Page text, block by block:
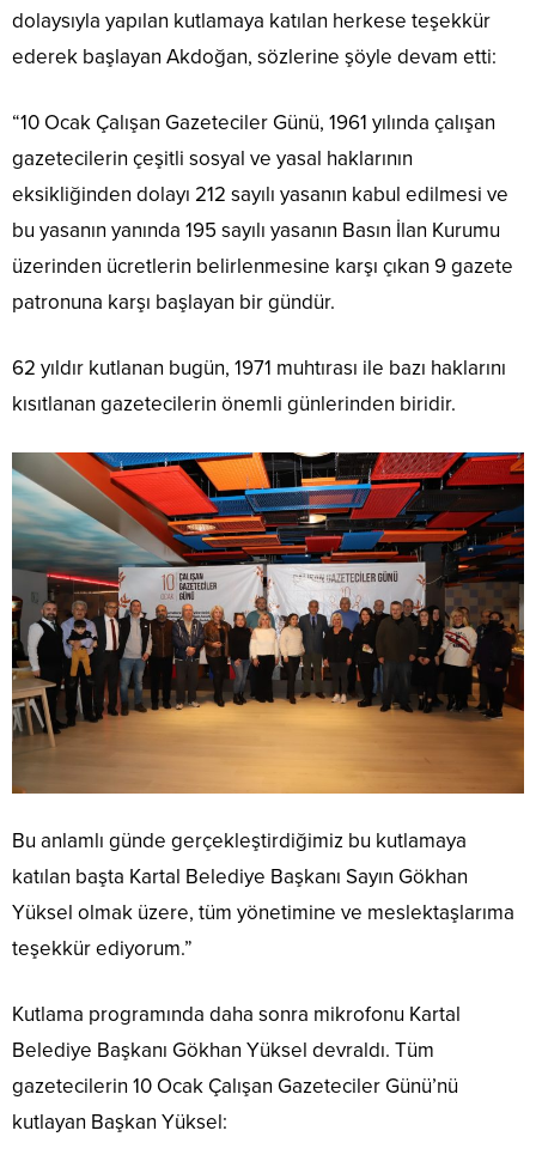
dolaysıyla yapılan kutlamaya katılan herkese teşekkür
ederek başlayan Akdoğan, sözlerine şöyle devam etti:
“10 Ocak Çalışan Gazeteciler Günü, 1961 yılında çalışan
gazetecilerin çeşitli sosyal ve yasal haklarının
eksikliğinden dolayı 212 sayılı yasanın kabul edilmesi ve
bu yasanın yanında 195 sayılı yasanın Basın İlan Kurumu
üzerinden ücretlerin belirlenmesine karşı çıkan 9 gazete
patronuna karşı başlayan bir gündür.
62 yıldır kutlanan bugün, 1971 muhtırası ile bazı haklarını
kısıtlanan gazetecilerin önemli günlerinden biridir.
Bu anlamlı günde gerçekleştirdiğimiz bu kutlamaya
katılan başta Kartal Belediye Başkanı Sayın Gökhan
Yüksel olmak üzere, tüm yönetimine ve meslektaşlarıma
teşekkür ediyorum.”
Kutlama programında daha sonra mikrofonu Kartal
Belediye Başkanı Gökhan Yüksel devraldı. Tüm
gazetecilerin 10 Ocak Çalışan Gazeteciler Günü’nü
kutlayan Başkan Yüksel: